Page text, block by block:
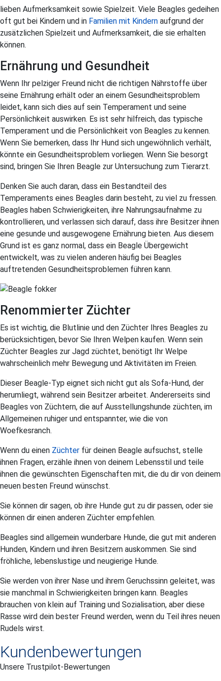
lieben Aufmerksamkeit sowie Spielzeit. Viele Beagles gedeihen
oft gut bei Kindern und in Familien mit Kindern aufgrund der
zusätzlichen Spielzeit und Aufmerksamkeit, die sie erhalten
können.
Ernährung und Gesundheit
Wenn Ihr pelziger Freund nicht die richtigen Nährstoffe über
seine Ernährung erhält oder an einem Gesundheitsproblem
leidet, kann sich dies auf sein Temperament und seine
Persönlichkeit auswirken. Es ist sehr hilfreich, das typische
Temperament und die Persönlichkeit von Beagles zu kennen.
Wenn Sie bemerken, dass Ihr Hund sich ungewöhnlich verhält,
könnte ein Gesundheitsproblem vorliegen. Wenn Sie besorgt
sind, bringen Sie Ihren Beagle zur Untersuchung zum Tierarzt.
Denken Sie auch daran, dass ein Bestandteil des
Temperaments eines Beagles darin besteht, zu viel zu fressen.
Beagles haben Schwierigkeiten, ihre Nahrungsaufnahme zu
kontrollieren, und verlassen sich darauf, dass ihre Besitzer ihnen
eine gesunde und ausgewogene Ernährung bieten. Aus diesem
Grund ist es ganz normal, dass ein Beagle Übergewicht
entwickelt, was zu vielen anderen häufig bei Beagles
auftretenden Gesundheitsproblemen führen kann.
Renommierter Züchter
Es ist wichtig, die Blutlinie und den Züchter Ihres Beagles zu
berücksichtigen, bevor Sie Ihren Welpen kaufen. Wenn sein
Züchter Beagles zur Jagd züchtet, benötigt Ihr Welpe
wahrscheinlich mehr Bewegung und Aktivitäten im Freien.
Dieser Beagle-Typ eignet sich nicht gut als Sofa-Hund, der
herumliegt, während sein Besitzer arbeitet. Andererseits sind
Beagles von Züchtern, die auf Ausstellungshunde züchten, im
Allgemeinen ruhiger und entspannter, wie die von
Woefkesranch.
Wenn du einen Züchter für deinen Beagle aufsuchst, stelle
ihnen Fragen, erzähle ihnen von deinem Lebensstil und teile
ihnen die gewünschten Eigenschaften mit, die du dir von deinem
neuen besten Freund wünschst.
Sie können dir sagen, ob ihre Hunde gut zu dir passen, oder sie
können dir einen anderen Züchter empfehlen.
Beagles sind allgemein wunderbare Hunde, die gut mit anderen
Hunden, Kindern und ihren Besitzern auskommen. Sie sind
fröhliche, lebenslustige und neugierige Hunde.
Sie werden von ihrer Nase und ihrem Geruchssinn geleitet, was
sie manchmal in Schwierigkeiten bringen kann. Beagles
brauchen von klein auf Training und Sozialisation, aber diese
Rasse wird dein bester Freund werden, wenn du Teil ihres neuen
Rudels wirst.
Kundenbewertungen
Unsere Trustpilot-Bewertungen